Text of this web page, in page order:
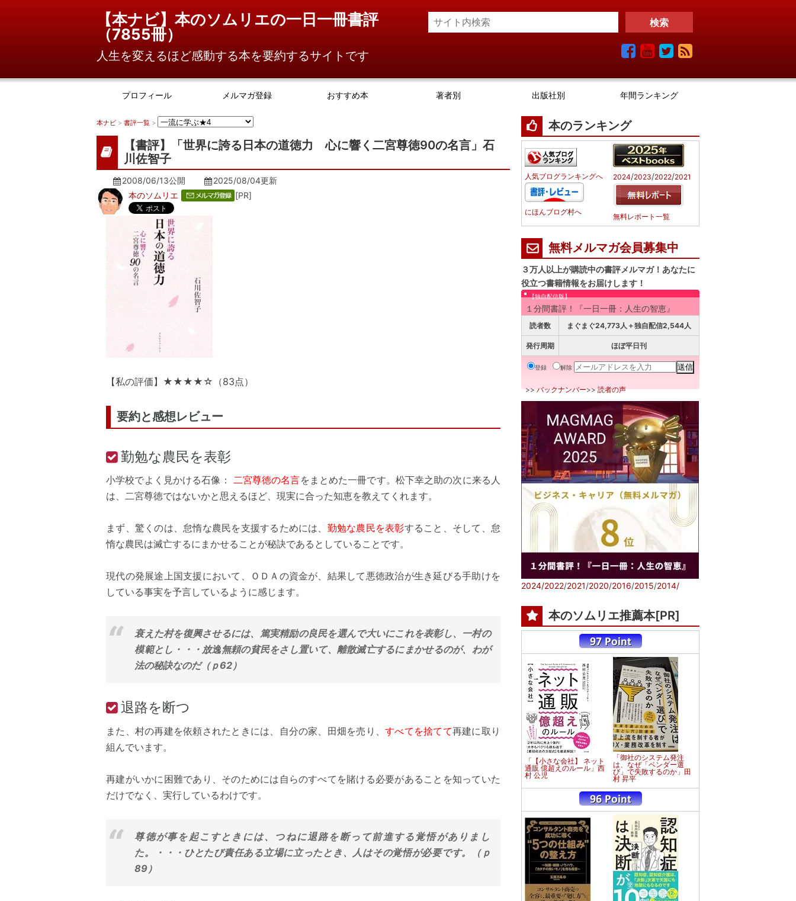
【本ナビ】本のソムリエの一日一冊書評
（7855冊）
人生を変えるほど感動する本を要約するサイトです
プロフィール メルマガ登録 おすすめ本 著者別 出版社別 年間ランキング
本ナビ > 書評一覧 >
【書評】「世界に誇る日本の道徳力 心に響く二宮尊徳90の名言」石
川佐智子
2008/06/13公開 2025/08/04更新
本のソムリエ
[PR]
【私の評価】★★★★☆（83点）
要約と感想レビュー
勤勉な農民を表彰
小学校でよく見かける石像： 二宮尊徳の名言をまとめた一冊です。松下幸之助の次に来る人
は、二宮尊徳ではないかと思えるほど、現実に合った知恵を教えてくれます。
まず、驚くのは、怠惰な農民を支援するためには、 勤勉な農民を表彰すること、そして、怠
惰な農民は滅亡するにまかせることが秘訣であるとしていることです。
現代の発展途上国支援において、ＯＤＡの資金が、結果して悪徳政治が生き延びる手助けを
している事実を予言しているように感じます。
衰えた村を復興させるには、篤実精励の良民を選んで大いにこれを表彰し、一村の
模範とし・・・放逸無頼の貧民をさし置いて、離散滅亡するにまかせるのが、わが
法の秘訣なのだ（ｐ62）
退路を断つ
また、村の再建を依頼されたときには、自分の家、田畑を売り、すべてを捨てて再建に取り
組んでいます。
再建がいかに困難であり、そのためには自らのすべてを賭ける必要があることを知っていた
だけでなく、実行しているわけです。
尊徳が事を起こすときには、つねに退路を断って前進する覚悟がありまし
た。・・・ひとたび責任ある立場に立ったとき、人はその覚悟が必要です。（ｐ
89）
本のランキング
人気ブログランキングへ
にほんブログ村へ
2024/2023/2022/2021
無料レポート一覧
無料メルマガ会員募集中
３万人以上が購読中の書評メルマガ！あなたに
役立つ書籍情報をお届けします！
【独自配信版】
１分間書評！『一日一冊：人生の智恵』
読者数 まぐまぐ24,773人＋独自配信2,544人
発行周期 ほぼ平日刊
登録 解除
>>バックナンバー>>読者の声
2024/2022/2021/2020/2016/2015/2014/
本のソムリエ推薦本[PR]
「【小さな会社】 ネット
通販 億超えのルール」西
村 公児
「御社のシステム発注
は、なぜ「ベンダー選
び」で失敗するのか」田
村 昇平